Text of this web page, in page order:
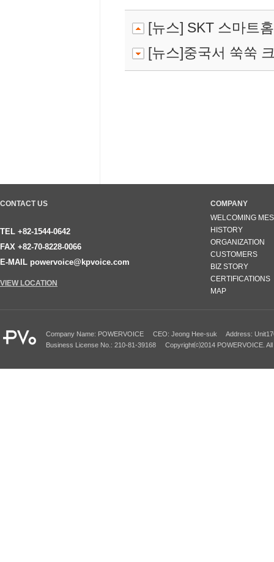
[뉴스] SKT 스마트
[뉴스]중국서 쑥쑥
CONTACT US
TEL +82-1544-0642
FAX +82-70-8228-0066
E-MAIL powervoice@kpvoice.com
VIEW LOCATION
COMPANY
WELCOMING
HISTORY
ORGANIZATION
CUSTOMERS
BIZ STORY
CERTIFICATIONS
MAP
Company Name: POWERVOICE CEO: Jeong Hee-suk Address:
Business License No.: 210-81-39168 Copyright⒞2014 POWERVOICE. All